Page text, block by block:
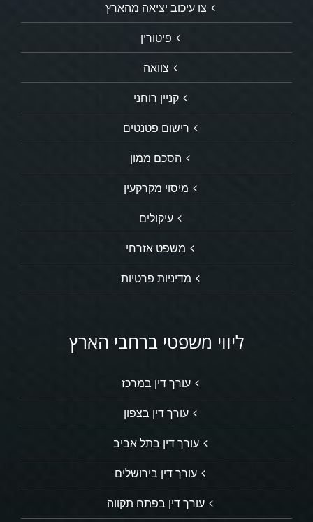
צו עיכוב יציאה מהארץ
פיטורין
צוואה
קניין רוחני
רישום פטנטים
הסכם ממון
מיסוי מקרקעין
עיקולים
משפט אזרחי
מדיניות פרטיות
ליווי משפטי ברחבי הארץ
עורך דין במרכז
עורך דין בצפון
עורך דין בתל אביב
עורך דין בירושלים
עורך דין בפתח תקווה